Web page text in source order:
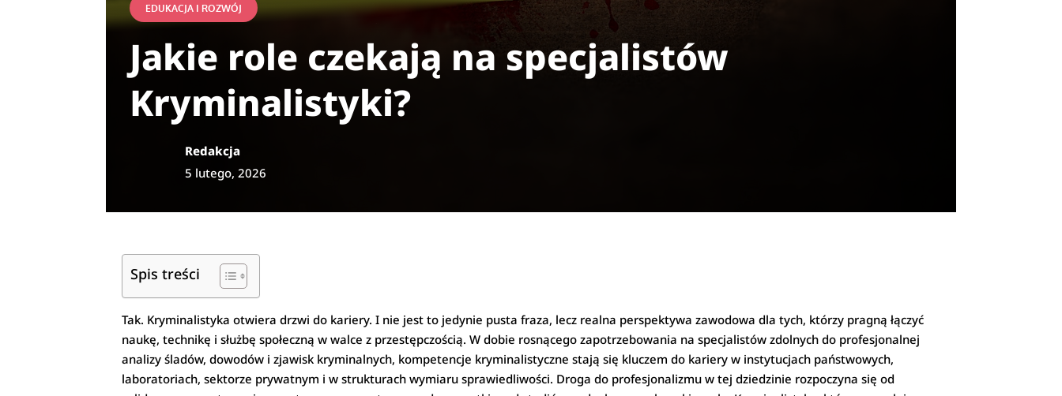
EDUKACJA I ROZWÓJ
Jakie role czekają na specjalistów
Kryminalistyki?
Redakcja
5 lutego, 2026
Spis treści
Tak. Kryminalistyka otwiera drzwi do kariery. I nie jest to jedynie pusta fraza, lecz realna perspektywa zawodowa dla tych, którzy pragną łączyć
naukę, technikę i służbę społeczną w walce z przestępczością. W dobie rosnącego zapotrzebowania na specjalistów zdolnych do profesjonalnej
analizy śladów, dowodów i zjawisk kryminalnych, kompetencje kryminalistyczne stają się kluczem do kariery w instytucjach państwowych,
laboratoriach, sektorze prywatnym i w strukturach wymiaru sprawiedliwości. Droga do profesjonalizmu w tej dziedzinie rozpoczyna się od